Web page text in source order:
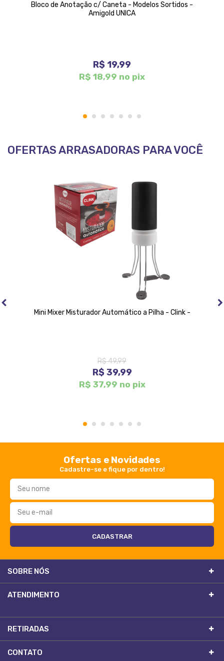
Bloco de Anotação c/ Caneta - Modelos Sortidos -
Amigold UNICA
R$ 19,99
R$ 18,99 no pix
1 2 3 4 5 6 7
OFERTAS ARRASADORAS PARA VOCÊ
Mini Mixer Misturador Automático a Pilha - Clink -
R$ 49,99
R$ 39,99
R$ 37,99 no pix
1 2 3 4 5 6 7
Ofertas e Novidades
Cadastre-se e fique por dentro!
SOBRE NÓS
ATENDIMENTO
RETIRADAS
CONTATO